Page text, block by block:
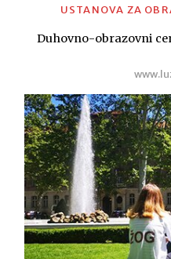
USTANOVA ZA
Duhovno-obrazovni